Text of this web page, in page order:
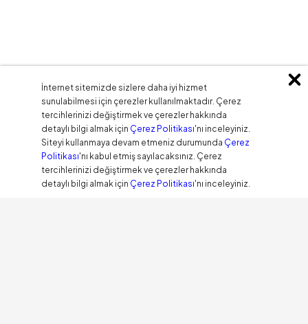
İnternet sitemizde sizlere daha iyi hizmet
sunulabilmesi için çerezler kullanılmaktadır. Çerez
tercihlerinizi değiştirmek ve çerezler hakkında
detaylı bilgi almak için Çerez Politikası'nı inceleyiniz.
Siteyi kullanmaya devam etmeniz durumunda Çerez
Politikası'nı kabul etmiş sayılacaksınız. Çerez
tercihlerinizi değiştirmek ve çerezler hakkında
detaylı bilgi almak için Çerez Politikası'nı inceleyiniz.